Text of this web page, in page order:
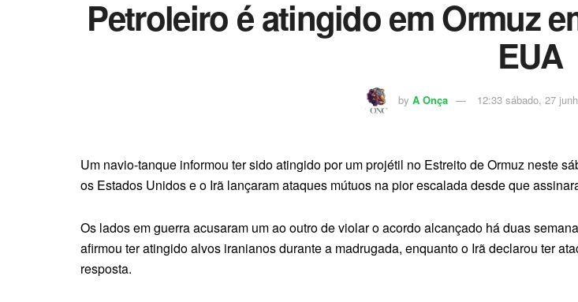
Petroleiro é atingido em Ormuz
EUA
by A Onça 12:33 sábado, 27
Um navio-tanque informou ter sido atingido por um projétil no Estreito de Ormuz neste
os Estados Unidos e o Irã lançaram ataques mútuos na pior escalada desde que
Os lados em guerra acusaram um ao outro de violar o acordo alcançado há duas
afirmou ter atingido alvos iranianos durante a madrugada, enquanto o Irã declarou ter
resposta.